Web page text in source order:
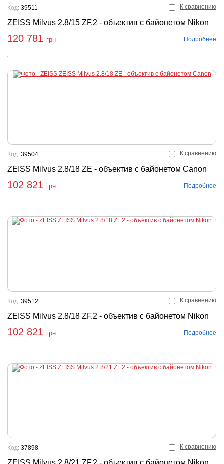
К сравнению
ZEISS Milvus 2.8/15 ZF.2 - объектив с байонетом Nikon
Код: 39511
120 781 грн Подробнее
К сравнению
ZEISS Milvus 2.8/18 ZE - объектив с байонетом Canon
Код: 39504
102 821 грн Подробнее
К сравнению
ZEISS Milvus 2.8/18 ZF.2 - объектив с байонетом Nikon
Код: 39512
102 821 грн Подробнее
К сравнению
Код: 37898